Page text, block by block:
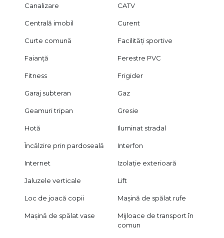
Canalizare CATV
Centrală imobil Curent
Curte comună Facilități sportive
Faianță Ferestre PVC
Fitness Frigider
Garaj subteran Gaz
Geamuri tripan Gresie
Hotă Iluminat stradal
Încălzire prin pardoseală Interfon
Internet Izolație exterioară
Jaluzele verticale Lift
Loc de joacă copii Mașină de spălat rufe
Mașină de spălat vase
Mijloace de transport în
comun